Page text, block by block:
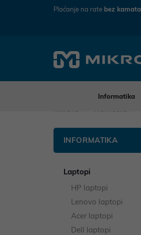
Plaćanje na rate bez kamata
Informatika
INFORMATIKA
Laptopi
HP laptopi
Lenovo laptopi
Acer laptopi
Dell laptopi